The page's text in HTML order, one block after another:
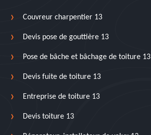
Couvreur charpentier 13
Devis pose de gouttière 13
Pose de bâche et bâchage de toiture 13
Devis fuite de toiture 13
Entreprise de toiture 13
Devis toiture 13